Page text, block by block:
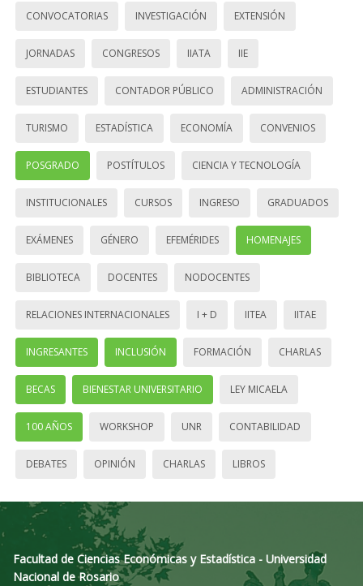
CONVOCATORIAS INVESTIGACIÓN EXTENSIÓN
JORNADAS CONGRESOS IIATA IIE
ESTUDIANTES CONTADOR PÚBLICO ADMINISTRACIÓN
TURISMO ESTADÍSTICA ECONOMÍA CONVENIOS
POSGRADO POSTÍTULOS CIENCIA Y TECNOLOGÍA
INSTITUCIONALES CURSOS INGRESO GRADUADOS
EXÁMENES GÉNERO EFEMÉRIDES HOMENAJES
BIBLIOTECA DOCENTES NODOCENTES
RELACIONES INTERNACIONALES I + D IITEA IITAE
INGRESANTES INCLUSIÓN FORMACIÓN CHARLAS
BECAS BIENESTAR UNIVERSITARIO LEY MICAELA
100 AÑOS WORKSHOP UNR CONTABILIDAD
DEBATES OPINIÓN CHARLAS LIBROS
Facultad de Ciencias Económicas y Estadística - Universidad
Nacional de Rosario